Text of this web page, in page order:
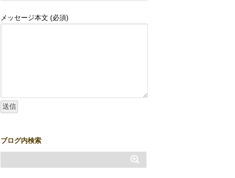
メッセージ本文 (必須)
ブログ内検索